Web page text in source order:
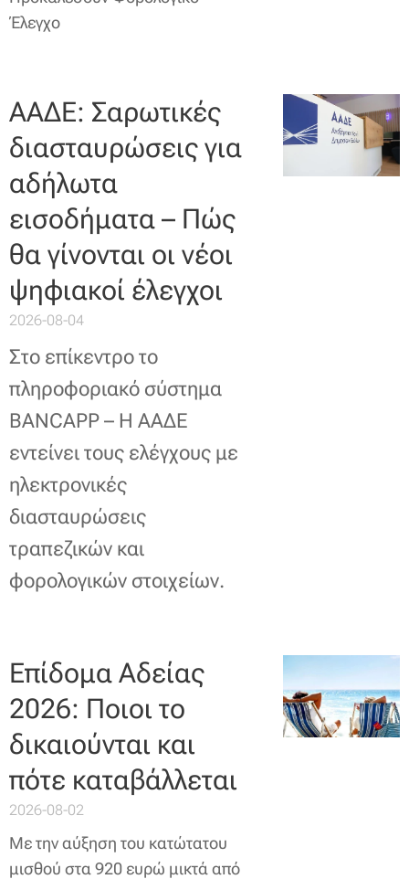
Έλεγχο
ΑΑΔΕ: Σαρωτικές
διασταυρώσεις για
αδήλωτα
εισοδήματα – Πώς
θα γίνονται οι νέοι
ψηφιακοί έλεγχοι
2026-08-04
Στο επίκεντρο το
πληροφοριακό σύστημα
BANCAPP – Η ΑΑΔΕ
εντείνει τους ελέγχους με
ηλεκτρονικές
διασταυρώσεις
τραπεζικών και
φορολογικών στοιχείων.
Επίδομα Αδείας
2026: Ποιοι το
δικαιούνται και
πότε καταβάλλεται
2026-08-02
Με την αύξηση του κατώτατου
μισθού στα 920 ευρώ μικτά από